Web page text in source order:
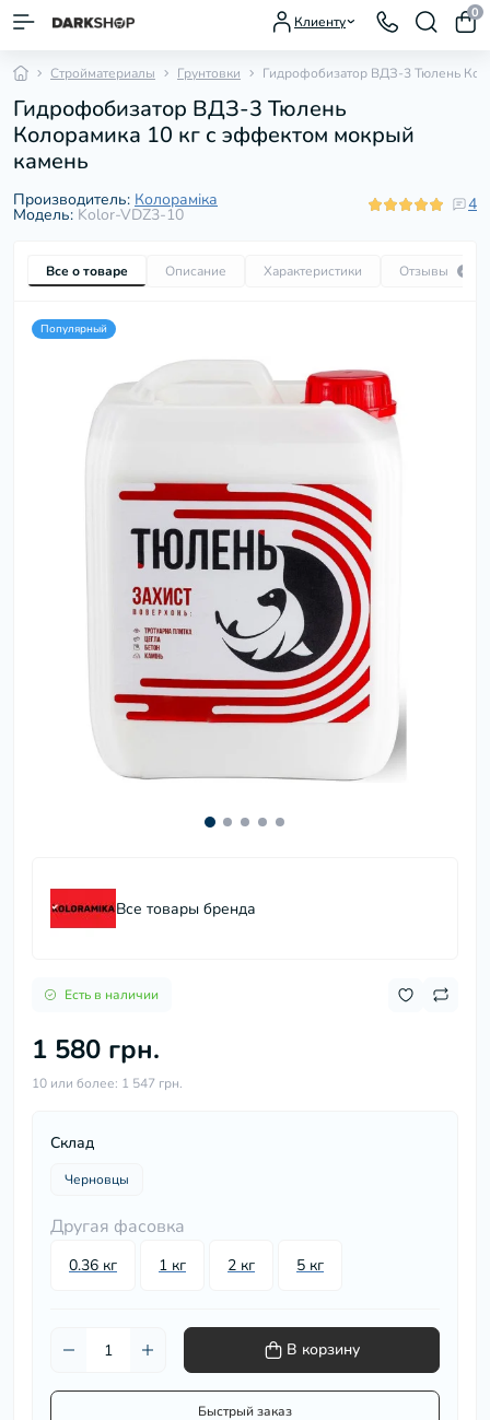
Клиенту
0
Стройматериалы Грунтовки Гидрофобизатор ВДЗ-3 Тюлень
Гидрофобизатор ВДЗ-3 Тюлень
Колорамика 10 кг с эффектом мокрый
камень
Производитель: Колораміка
Модель: Kolor-VDZ3-10
4
Все о товаре Описание Характеристики Отзывы 4
Популярный
Все товары бренда
Есть в наличии
1 580 грн.
10 или более: 1 547 грн.
Склад
Черновцы
Другая фасовка
0.36 кг 1 кг 2 кг 5 кг
В корзину
Быстрый заказ